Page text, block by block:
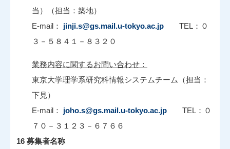
当）（担当：築地）
E-mail： jinji.s@gs.mail.u-tokyo.ac.jp TEL：０
３－５８４１－８３２０
業務内容に関するお問い合わせ：
東京大学理学系研究科情報システムチーム（担当：
下見）
E-mail： joho.s@gs.mail.u-tokyo.ac.jp TEL：０
７０－３１２３－６７６６
16 募集者名称